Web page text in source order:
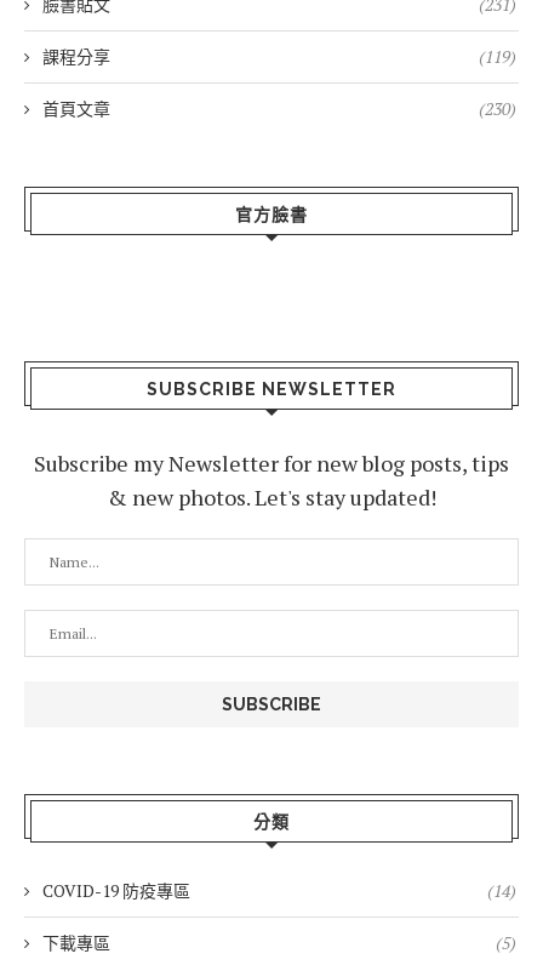
臉書貼文 (231)
課程分享 (119)
首頁文章 (230)
官方臉書
SUBSCRIBE NEWSLETTER
Subscribe my Newsletter for new blog posts, tips
& new photos. Let's stay updated!
分類
COVID-19 防疫專區 (14)
下載專區 (5)